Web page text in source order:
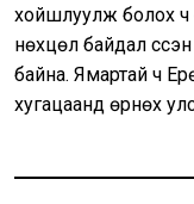
хойшлуулж болох ч
нөхцөл байдал үүссэн
байна. Ямартай ч
хугацаанд өрнөх